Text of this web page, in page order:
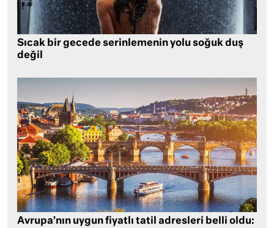
Sıcak bir gecede serinlemenin yolu soğuk duş
değil
Avrupa’nın uygun fiyatlı tatil adresleri belli oldu: